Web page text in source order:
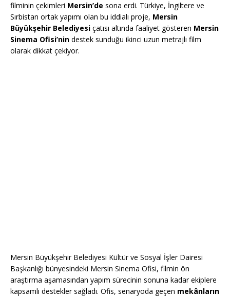
filminin çekimleri Mersin’de sona erdi. Türkiye, İngiltere ve
Sırbistan ortak yapımı olan bu iddialı proje, Mersin
Büyükşehir Belediyesi çatısı altında faaliyet gösteren Mersin
Sinema Ofisi’nin destek sunduğu ikinci uzun metrajlı film
olarak dikkat çekiyor.
Mersin Büyükşehir Belediyesi Kültür ve Sosyal İşler Dairesi
Başkanlığı bünyesindeki Mersin Sinema Ofisi, filmin ön
araştırma aşamasından yapım sürecinin sonuna kadar ekiplere
kapsamlı destekler sağladı. Ofis, senaryoda geçen mekânların